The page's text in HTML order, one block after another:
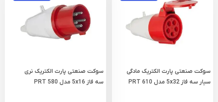
سوکت صنعتی پارت الکتریک مادگی
سیار سه فاز 5x32 مدل PRT 610
سوکت صنعتی پارت الکتریک نری
سه فاز 5x16 مدل PRT 580